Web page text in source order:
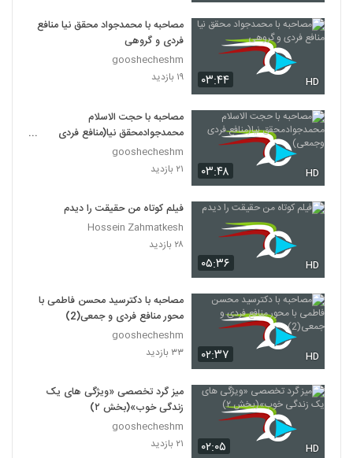
۰۳:۴۴ HD
مصاحبه با محمدجواد محقق نیا منافع
فردی و گروهی
gooshecheshm
۱۹ بازدید
۰۳:۴۸ HD
مصاحبه با حجت الاسلام
محمدجوادمحقق نیا(منافع فردی
وجمعی)
gooshecheshm
۲۱ بازدید
۰۵:۳۶ HD
فیلم کوتاه من حقیقت را دیدم
Hossein Zahmatkesh
۲۸ بازدید
۰۲:۳۷ HD
مصاحبه با دکترسید محسن فاطمی با
محور منافع فردی و جمعی(2)
gooshecheshm
۳۳ بازدید
۰۲:۰۵ HD
میز گرد تخصصی «ویژگی های یک
زندگی خوب»(بخش ۲)
gooshecheshm
۲۱ بازدید